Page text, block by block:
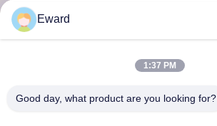
Eward
1:37 PM
Good day, what product are you looking for?